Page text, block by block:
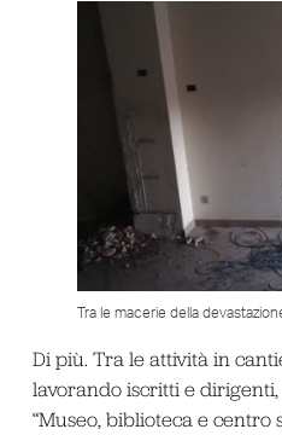
Tra le macerie della
Di più. Tra le attività in
lavorando iscritti e dirigenti,
“Museo, biblioteca e centro